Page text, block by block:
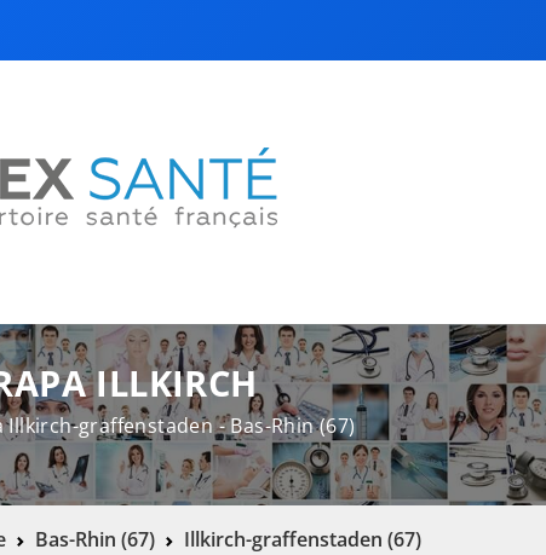
ILLKIRCH
graffenstaden - Bas-Rhin (67)
Bas-Rhin (67) Illkirch-graffenstaden (67)